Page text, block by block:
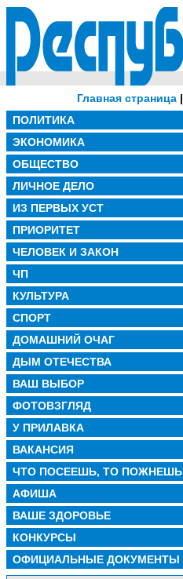
Главная страница |
ПОЛИТИКА
ЭКОНОМИКА
ОБЩЕСТВО
ЛИЧНОЕ ДЕЛО
ИЗ ПЕРВЫХ УСТ
ПРИОРИТЕТ
ЧЕЛОВЕК И ЗАКОН
ЧП
КУЛЬТУРА
СПОРТ
ДОМАШНИЙ ОЧАГ
ДЫМ ОТЕЧЕСТВА
ВАШ ВЫБОР
ФОТОВЗГЛЯД
У ПРИЛАВКА
ВАКАНСИЯ
ЧТО ПОСЕЕШЬ, ТО ПОЖНЕШЬ
АФИША
ВАШЕ ЗДОРОВЬЕ
КОНКУРСЫ
ОФИЦИАЛЬНЫЕ ДОКУМЕНТЫ